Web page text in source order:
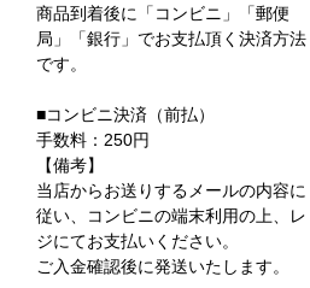
商品到着後に「コンビニ」「郵便
局」「銀行」でお支払頂く決済方法
です。
■コンビニ決済（前払）
手数料：250円
【備考】
当店からお送りするメールの内容に
従い、コンビニの端末利用の上、レ
ジにてお支払いください。
ご入金確認後に発送いたします。